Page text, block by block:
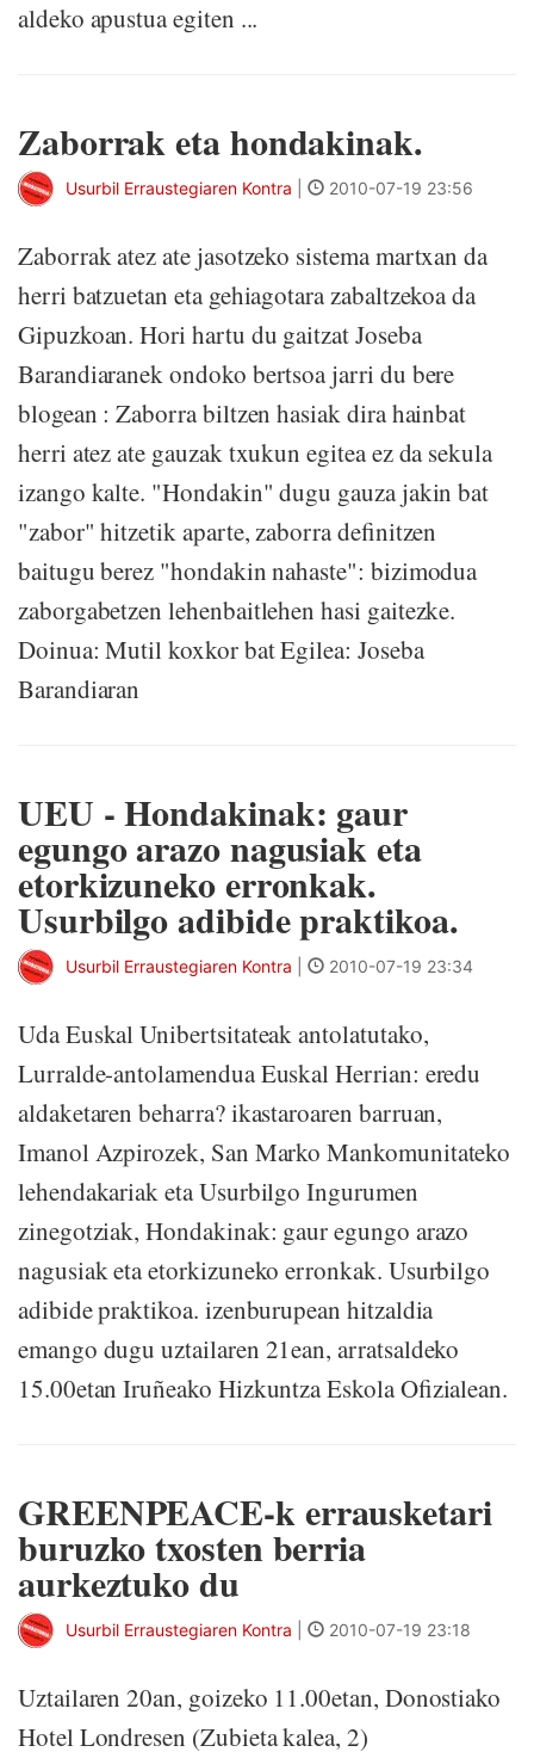
aldeko apustua egiten ...
Zaborrak eta hondakinak.
Usurbil Erraustegiaren Kontra 2010-07-19 23:56
Zaborrak atez ate jasotzeko sistema martxan da
herri batzuetan eta gehiagotara zabaltzekoa da
Gipuzkoan. Hori hartu du gaitzat Joseba
Barandiaranek ondoko bertsoa jarri du bere
blogean : Zaborra biltzen hasiak dira hainbat
herri atez ate gauzak txukun egitea ez da sekula
izango kalte. "Hondakin" dugu gauza jakin bat
"zabor" hitzetik aparte, zaborra definitzen
baitugu berez "hondakin nahaste": bizimodua
zaborgabetzen lehenbaitlehen hasi gaitezke.
Doinua: Mutil koxkor bat Egilea: Joseba
Barandiaran
UEU - Hondakinak: gaur
egungo arazo nagusiak eta
etorkizuneko erronkak.
Usurbilgo adibide praktikoa.
Usurbil Erraustegiaren Kontra 2010-07-19 23:34
Uda Euskal Unibertsitateak antolatutako,
Lurralde-antolamendua Euskal Herrian: eredu
aldaketaren beharra? ikastaroaren barruan,
Imanol Azpirozek, San Marko Mankomunitateko
lehendakariak eta Usurbilgo Ingurumen
zinegotziak, Hondakinak: gaur egungo arazo
nagusiak eta etorkizuneko erronkak. Usurbilgo
adibide praktikoa. izenburupean hitzaldia
emango dugu uztailaren 21ean, arratsaldeko
15.00etan Iruñeako Hizkuntza Eskola Ofizialean.
GREENPEACE-k errausketari
buruzko txosten berria
aurkeztuko du
Usurbil Erraustegiaren Kontra 2010-07-19 23:18
Uztailaren 20an, goizeko 11.00etan, Donostiako
Hotel Londresen (Zubieta kalea, 2)